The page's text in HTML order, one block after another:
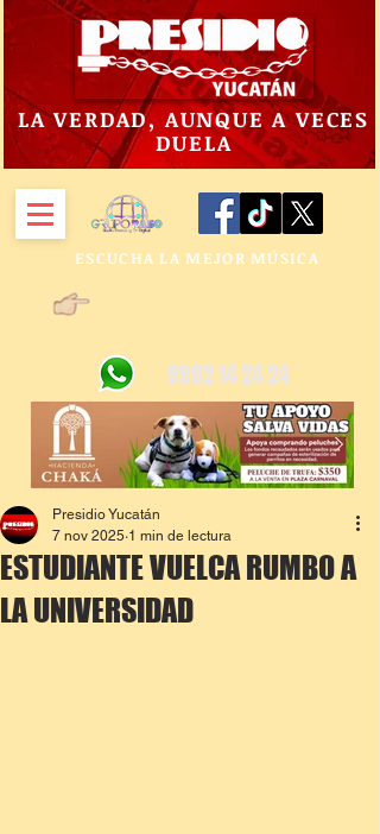
LA VERDAD, AUNQUE A VECES
DUELA
ESCUCHA LA MEJOR MÚSICA
9992 14 24 24
ESTUDIANTE VUELCA RUMBO A
LA UNIVERSIDAD
Presidio Yucatán
7 nov 2025 1 min de lectura